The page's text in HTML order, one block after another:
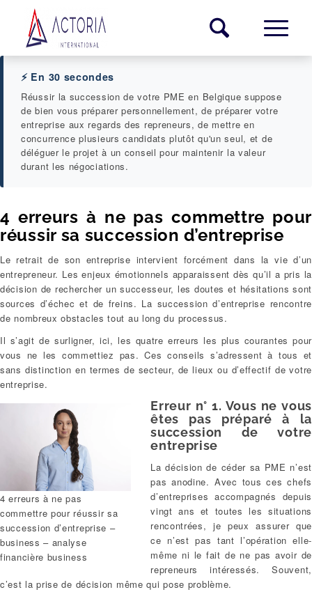
⚡ En 30 secondes
Réussir la succession de votre PME en Belgique suppose
de bien vous préparer personnellement, de préparer votre
entreprise aux regards des repreneurs, de mettre en
concurrence plusieurs candidats plutôt qu'un seul, et de
déléguer le projet à un conseil pour maintenir la valeur
durant les négociations.
4 erreurs à ne pas commettre pour
réussir sa succession d’entreprise
Le retrait de son entreprise intervient forcément dans la vie d’un
entrepreneur. Les enjeux émotionnels apparaissent dès qu’il a pris la
décision de rechercher un successeur, les doutes et hésitations sont
sources d’échec et de freins. La succession d’entreprise rencontre
de nombreux obstacles tout au long du processus.
Il s’agit de surligner, ici, les quatre erreurs les plus courantes pour
vous ne les commettiez pas. Ces conseils s’adressent à tous et
sans distinction en termes de secteur, de lieux ou d’effectif de votre
entreprise.
4 erreurs à ne pas
commettre pour réussir sa
succession d’entreprise –
business – analyse
financière business
Erreur n° 1. Vous ne vous
êtes pas préparé à la
succession de votre
entreprise
La décision de céder sa PME n’est
pas anodine. Avec tous ces chefs
d’entreprises accompagnés depuis
vingt ans et toutes les situations
rencontrées, je peux assurer que
ce n’est pas tant l’opération elle-
même ni le fait de ne pas avoir de
repreneurs intéressés. Souvent,
c’est la prise de décision même qui pose problème.